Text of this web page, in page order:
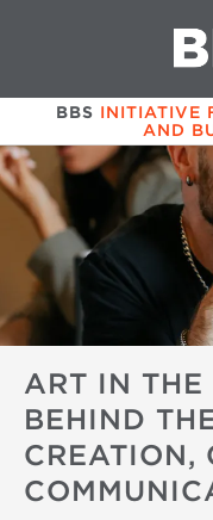
BBS INITIATIVE
AND
ART IN
BEHIND
CREATION,